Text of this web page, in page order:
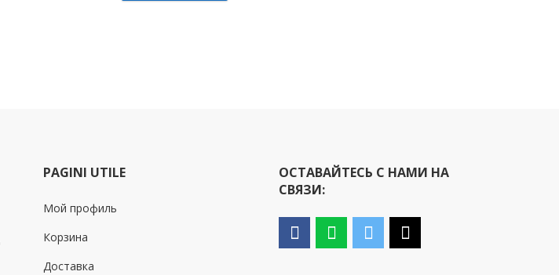
PAGINI UTILE
Мой профиль
Корзина
Доставка
ОСТАВАЙТЕСЬ С НАМИ НА
СВЯЗИ: